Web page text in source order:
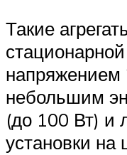
Такие
напряжением
небольшим
(до 100 Вт) и
установки на